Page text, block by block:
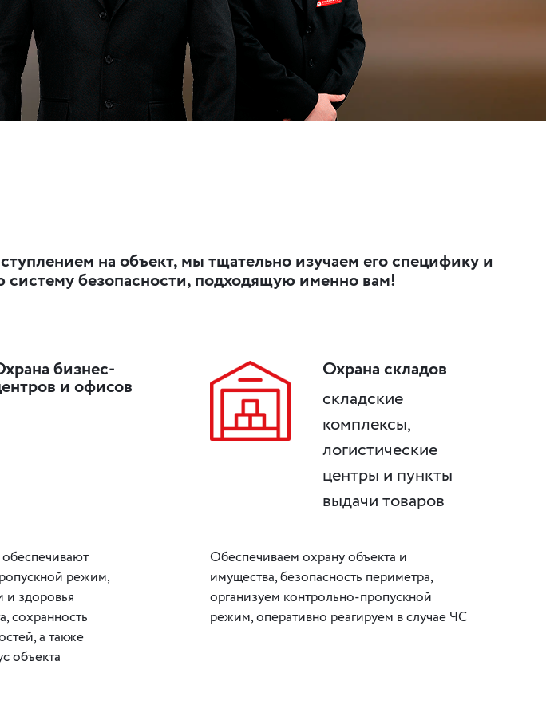
на объект, мы тщательно изучаем его специфику и
безопасности, подходящую именно вам!
бизнес-
и офисов
режим,
и здоровья
сохранность
а также
объекта
Охрана складов
складские
комплексы,
логистические
центры и пункты
выдачи товаров
Обеспечиваем охрану объекта и
имущества, безопасность периметра,
организуем контрольно-пропускной
режим, оперативно реагируем в случае ЧС